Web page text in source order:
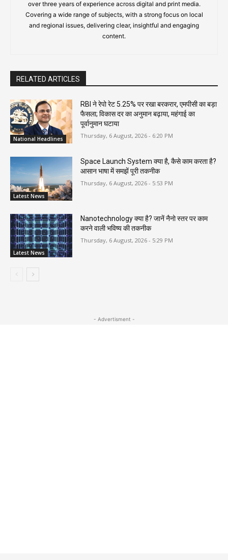
over three years of experience across digital and print media.
Covering a wide range of subjects, with a strong focus on local
and regional issues, delivering clear, insightful and engaging
content.
RELATED ARTICLES
National Headlines
RBI ने रेपो रेट 5.25% पर रखा बरकरार, एमपीसी का बड़ा
फैसला; विकास दर का अनुमान बढ़ाया, महंगाई का
पूर्वानुमान घटाया
Thursday, 6 August, 2026 - 6:20 PM
Latest News
Space Launch System क्या है, कैसे काम करता है?
आसान भाषा में समझें पूरी तकनीक
Thursday, 6 August, 2026 - 5:53 PM
Latest News
Nanotechnology क्या है? जानें नैनो स्तर पर काम
करने वाली भविष्य की तकनीक
Thursday, 6 August, 2026 - 5:29 PM
- Advertisment -